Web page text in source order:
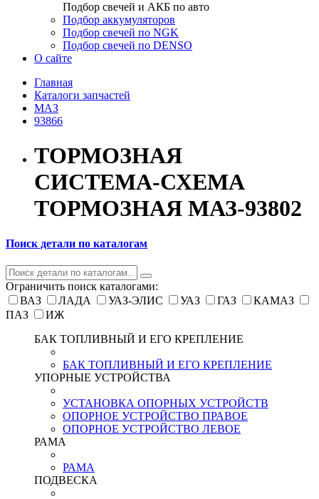
Подбор свечей и АКБ по авто
Подбор аккумуляторов
Подбор свечей по NGK
Подбор свечей по DENSO
О сайте
Главная
Каталоги запчастей
МАЗ
93866
ТОРМОЗНАЯ
СИСТЕМА-СХЕМА
ТОРМОЗНАЯ МАЗ-93802
Поиск детали по каталогам
Ограничить поиск каталогами:
ВАЗ
ЛАДА УАЗ-ЭЛИС УАЗ ГАЗ
КАМАЗ
ПАЗ
ИЖ
БАК ТОПЛИВНЫЙ И ЕГО КРЕПЛЕНИЕ
БАК ТОПЛИВНЫЙ И ЕГО КРЕПЛЕНИЕ
УПОРНЫЕ УСТРОЙСТВА
УСТАНОВКА ОПОРНЫХ УСТРОЙСТВ
ОПОРНОЕ УСТРОЙСТВО ПРАВОЕ
ОПОРНОЕ УСТРОЙСТВО ЛЕВОЕ
РАМА
РАМА
ПОДВЕСКА